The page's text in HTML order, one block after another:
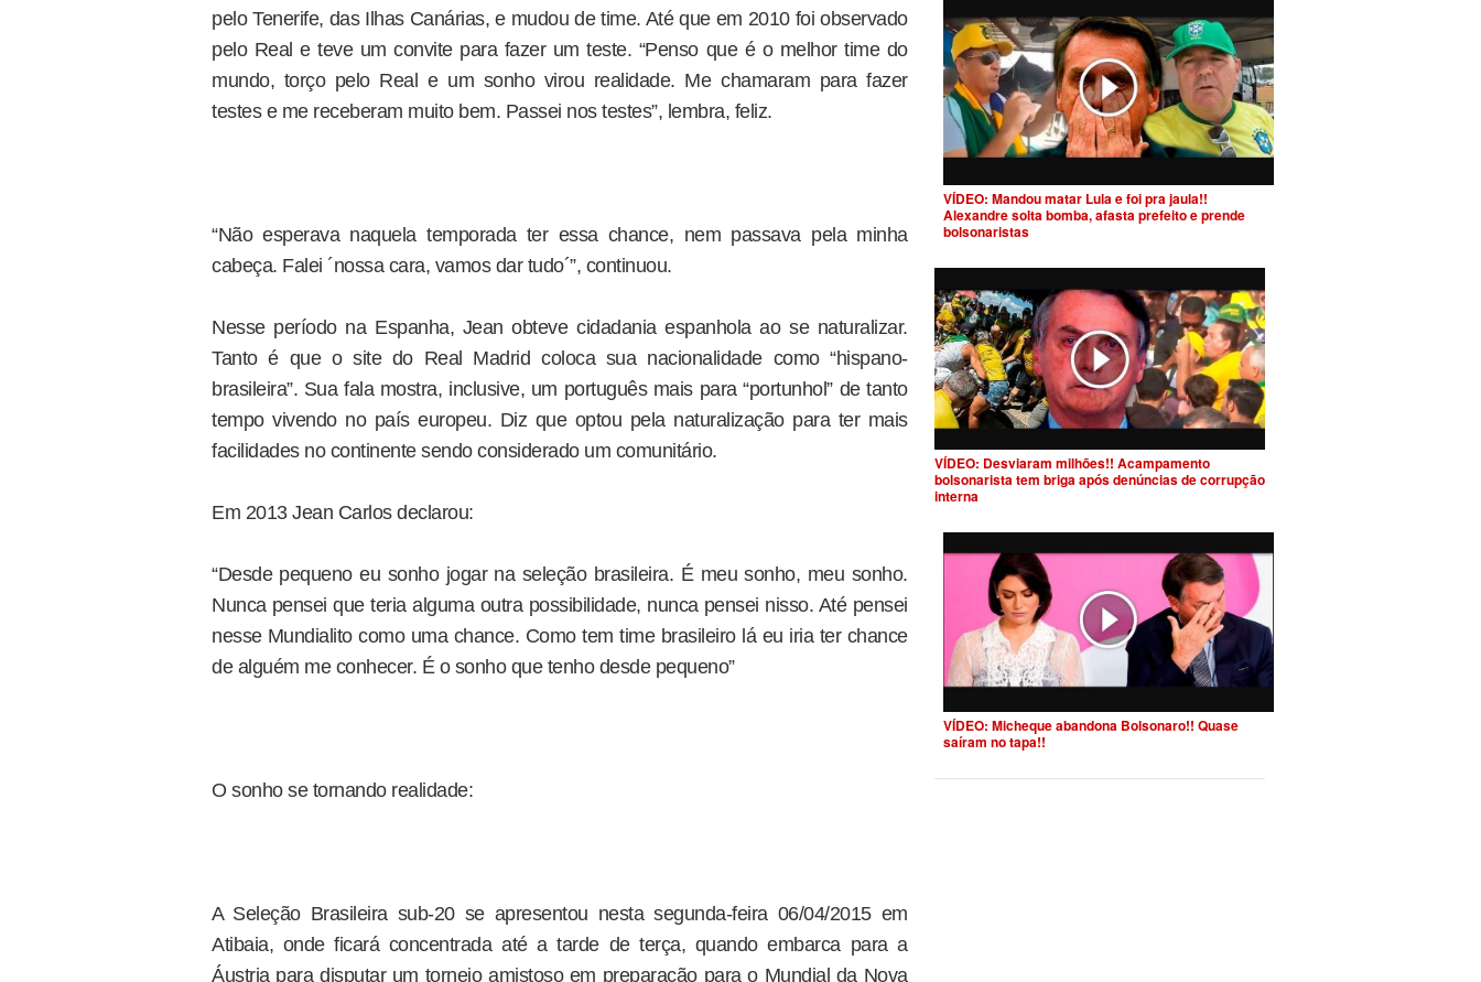
pelo Tenerife, das Ilhas Canárias, e mudou de time. Até que em 2010 foi observado
pelo Real e teve um convite para fazer um teste. “Penso que é o melhor time do
mundo, torço pelo Real e um sonho virou realidade. Me chamaram para fazer
testes e me receberam muito bem. Passei nos testes”, lembra, feliz.
“Não esperava naquela temporada ter essa chance, nem passava pela minha
cabeça. Falei ´nossa cara, vamos dar tudo´”, continuou.
Nesse período na Espanha, Jean obteve cidadania espanhola ao se naturalizar.
Tanto é que o site do Real Madrid coloca sua nacionalidade como “hispano-
brasileira”. Sua fala mostra, inclusive, um português mais para “portunhol” de tanto
tempo vivendo no país europeu. Diz que optou pela naturalização para ter mais
facilidades no continente sendo considerado um comunitário.
Em 2013 Jean Carlos declarou:
“Desde pequeno eu sonho jogar na seleção brasileira. É meu sonho, meu sonho.
Nunca pensei que teria alguma outra possibilidade, nunca pensei nisso. Até pensei
nesse Mundialito como uma chance. Como tem time brasileiro lá eu iria ter chance
de alguém me conhecer. É o sonho que tenho desde pequeno”
O sonho se tornando realidade:
A Seleção Brasileira sub-20 se apresentou nesta segunda-feira 06/04/2015 em
Atibaia, onde ficará concentrada até a tarde de terça, quando embarca para a
Áustria para disputar um torneio amistoso em preparação para o Mundial da Nova
VÍDEO: Mandou matar Lula e foi pra jaula!!
Alexandre solta bomba, afasta prefeito e prende
bolsonaristas
VÍDEO: Desviaram milhões!! Acampamento
bolsonarista tem briga após denúncias de corrupção
interna
VÍDEO: Micheque abandona Bolsonaro!! Quase
saíram no tapa!!